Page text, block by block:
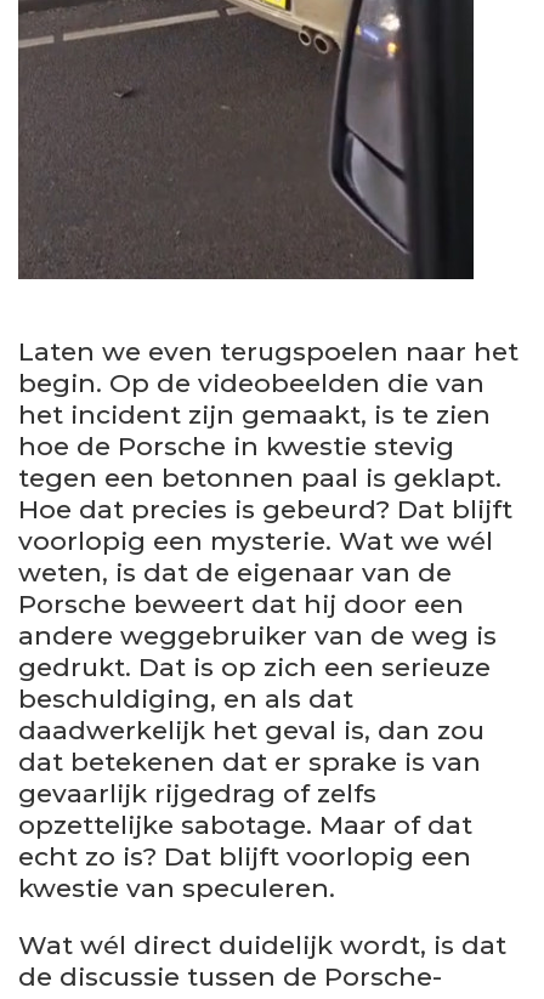
Laten we even terugspoelen naar het
begin. Op de videobeelden die van
het incident zijn gemaakt, is te zien
hoe de Porsche in kwestie stevig
tegen een betonnen paal is geklapt.
Hoe dat precies is gebeurd? Dat blijft
voorlopig een mysterie. Wat we wél
weten, is dat de eigenaar van de
Porsche beweert dat hij door een
andere weggebruiker van de weg is
gedrukt. Dat is op zich een serieuze
beschuldiging, en als dat
daadwerkelijk het geval is, dan zou
dat betekenen dat er sprake is van
gevaarlijk rijgedrag of zelfs
opzettelijke sabotage. Maar of dat
echt zo is? Dat blijft voorlopig een
kwestie van speculeren.
Wat wél direct duidelijk wordt, is dat
de discussie tussen de Porsche-